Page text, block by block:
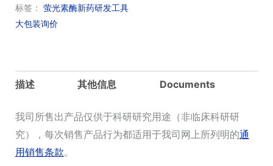
素
酶
基
质
粒
数
标签： 萤光素酶新药研发工具
大包装询价
描述 其他信息 Documents
我司所售出产品仅供于科研研究用途（非临床科研研
究），每次销售产品行为都适用于我司网上所列明的通
用销售条款。